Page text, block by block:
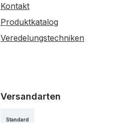
Kontakt
Produktkatalog
Veredelungstechniken
Versandarten
Standard